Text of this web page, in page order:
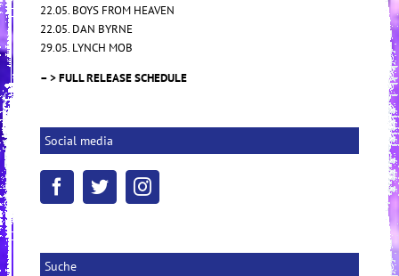
22.05. BOYS FROM HEAVEN
22.05. DAN BYRNE
29.05. LYNCH MOB
– > FULL RELEASE SCHEDULE
Social media
Suche